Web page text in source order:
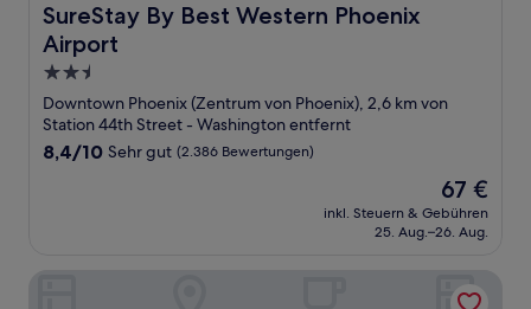
SureStay By Best Western Phoenix
Airport
SureStay By Best Western Phoenix Airport
2.5-
Sterne-
Unterkunft
Downtown Phoenix (Zentrum von Phoenix), 2,6 km von
Station 44th Street - Washington entfernt
8.4
Bewertungen)
8,4/10 Sehr gut (2.386 Bewertungen)
Der
Preis
beträgt
67 €
inkl. Steuern & Gebühren
25. Aug.–26. Aug.
Holiday Inn Express & Suites Phoenix - Airport North by